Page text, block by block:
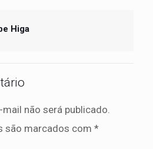
Higa
não será publicado.
são marcados com *